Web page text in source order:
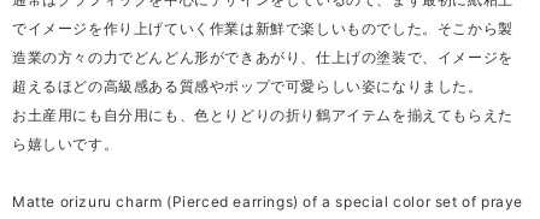
でイメージを作り上げていく作業は新鮮で楽しいものでした。そこから製
造業の方々の力でどんどん形ができあがり、仕上げの塗装で、イメージを
超えるほどの高級感ある質感やポップで可愛らしい姿になりました。
お土産用にも自分用にも、色とりどりの折り鶴アイテムを揃えてもらえた
ら嬉しいです。
Matte orizuru charm (Pierced earrings) of a special color set of praye